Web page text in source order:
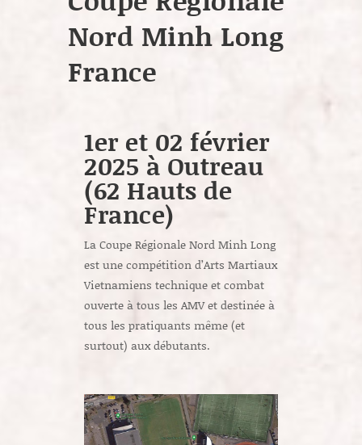
Nord Minh Long
France
1er et 02 février
2025 à Outreau
(62 Hauts de
France)
La Coupe Régionale Nord Minh Long
est une compétition d’Arts Martiaux
Vietnamiens technique et combat
ouverte à tous les AMV et destinée à
tous les pratiquants même (et
surtout) aux débutants.